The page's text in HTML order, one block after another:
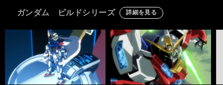
ガンダム ビルドシリーズ 詳細を見る